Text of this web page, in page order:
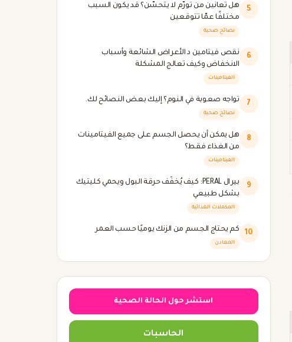
5
هل تعانين من تورّم لا يتحسّن؟ قد يكون السبب
مختلفًا عمّا تتوقعين
نصائح صحية
6
نقص فيتامين د الأعراض الشائعة وأسباب
الانخفاض وكيف تعالج المشكلة
الفيتامينات
7 تواجه صعوبة في النوم؟ إليك بعض النصائح لك.
نصائح صحية
8
هل يمكن أن يحصل الجسم على جميع الفيتامينات
من الغذاء فقط؟
الفيتامينات
9
بيرال PERAL: كيف يُخفّف حرقة البول ويحمي كليتيك
بشكل طبيعي
المكملات الغذائية
10 كم يحتاج الجسم من الزنك يوميًا حسب العمر
المعادن
استشر حول الحالة الصحية
الحاسبات